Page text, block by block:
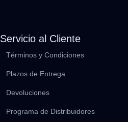
Servicio al Cliente
Términos y Condiciones
Plazos de Entrega
Devoluciones
Programa de Distribuidores